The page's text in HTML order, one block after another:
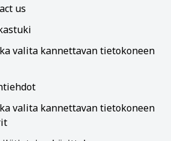
us
valita kannettavan tietokoneen
valita kannettavan tietokoneen